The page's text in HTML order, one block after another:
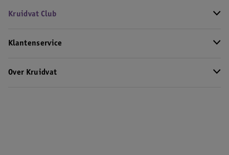
Kruidvat Club
Klantenservice
Over Kruidvat